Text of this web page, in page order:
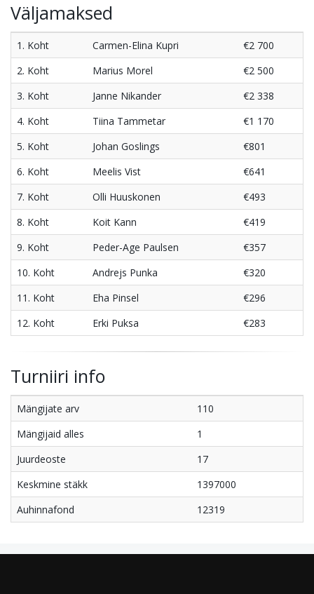
Väljamaksed
1. Koht Carmen-Elina Kupri
€2 700
2. Koht
Marius Morel
€2 500
3. Koht
Janne Nikander
€2 338
4. Koht
Tiina Tammetar
€1 170
5. Koht
Johan Goslings
€801
6. Koht
Meelis Vist
€641
7. Koht
Olli Huuskonen
€493
8. Koht
Koit Kann
€419
9. Koht
Peder-Age Paulsen
€357
10. Koht
Andrejs Punka
€320
11. Koht
Eha Pinsel
€296
12. Koht
Erki Puksa €283
Turniiri info
Mängijate arv
110
Mängijaid alles
1
Juurdeoste
17
Keskmine stäkk
1397000
Auhinnafond
12319